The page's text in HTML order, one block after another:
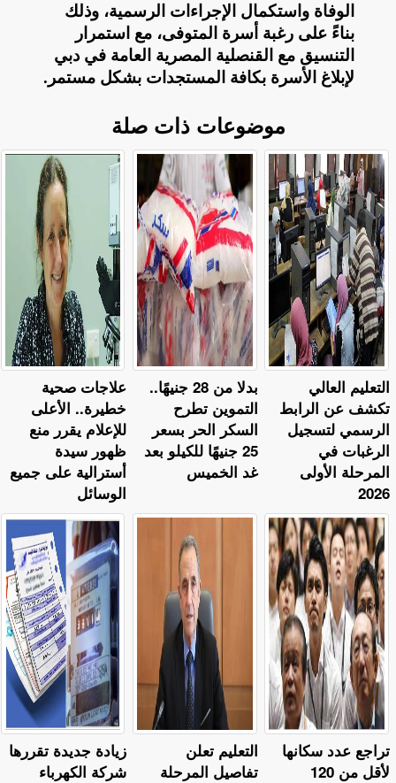
الوفاة واستكمال الإجراءات الرسمية، وذلك
بناءً على رغبة أسرة المتوفى، مع استمرار
التنسيق مع القنصلية المصرية العامة في دبي
لإبلاغ الأسرة بكافة المستجدات بشكل مستمر .
موضوعات ذات صلة
علاجات صحية
خطيرة.. الأعلى
للإعلام يقرر منع
ظهور سيدة
أسترالية على جميع
الوسائل
بدلا من 28 جنيهًا..
التموين تطرح
السكر الحر بسعر
25 جنيهًا للكيلو بعد
غد الخميس
التعليم العالي
تكشف عن الرابط
الرسمي لتسجيل
الرغبات في
المرحلة الأولى
2026
زيادة جديدة تقررها
شركة الكهرباء
التعليم تعلن
تفاصيل المرحلة
تراجع عدد سكانها
لأقل من 120